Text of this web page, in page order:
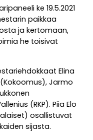
ke 19.5.2021
paikkaa
ja kertomaan,
he toisivat
Elina
Jarmo
(RKP). Piia Elo
osallistuvat
sijasta.